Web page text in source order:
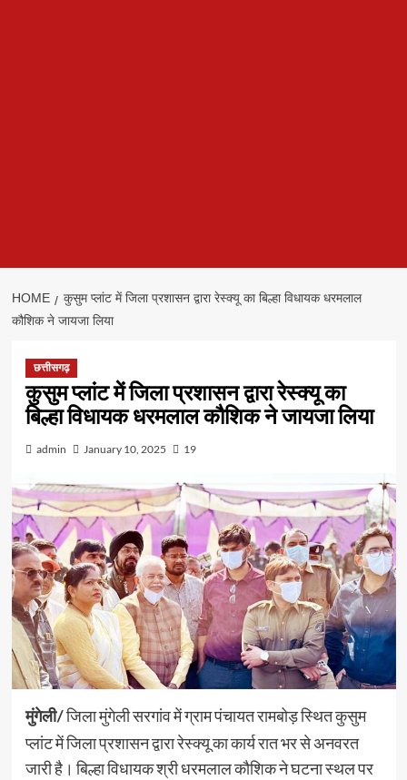
HOME
कुसुम प्लांट में जिला प्रशासन द्वारा रेस्क्यू का बिल्हा विधायक धरमलाल
कौशिक ने जायजा लिया
छत्तीसगढ़
कुसुम प्लांट में जिला प्रशासन द्वारा रेस्क्यू का
बिल्हा विधायक धरमलाल कौशिक ने जायजा लिया
admin January 10, 2025 19
मुंगेली/जिला मुंगेली सरगांव में ग्राम पंचायत रामबोड़ स्थित कुसुम
प्लांट में जिला प्रशासन द्वारा रेस्क्यू का कार्य रात भर से अनवरत
जारी है। बिल्हा विधायक श्री धरमलाल कौशिक ने घटना स्थल पर